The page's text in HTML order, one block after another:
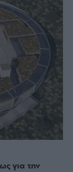
για την